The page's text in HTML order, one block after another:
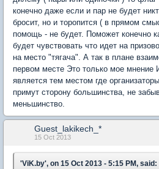
конечно даже если и пар не будет
бросит, но и торопится ( в прямом
помощь - не будет. Поможет конечно
будет чувствовать что идет на
на место "тягача". А так в плане
первом месте Это только мое
является тем местом где
примут сторону большинства, не
меньшинство.
Guest_lakikech_*
15 Oct 2013
'ViK.by', on 15 Oct 2013 - 5:15 PM, said: